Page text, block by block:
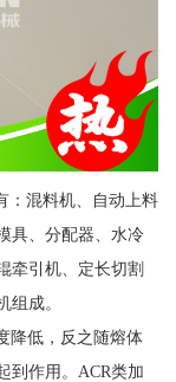
：混料机、自动上料
具、分配器、水冷
牵引机、定长切割
成。
降低，反之随熔体
到作用。ACR类加